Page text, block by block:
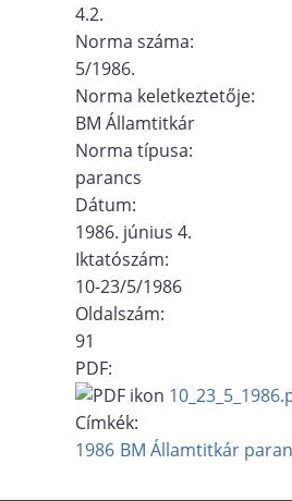
4.2.
Norma száma:
5/1986.
Norma keletkeztetője:
BM Államtitkár
Norma típusa:
parancs
Dátum:
1986. június 4.
Iktatószám:
10-23/5/1986
Oldalszám:
91
PDF:
Címkék:
1986 BM Államtitkár